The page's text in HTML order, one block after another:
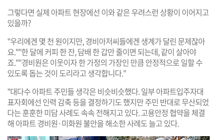
그렇다면 실제 아파트 현장에선 이와 같은 우려스런 상황이 이어지고
있을까?
"우리에겐 몇 천 원이지만, 경비아저씨들에겐 생계가 달린 문제잖아
요.""한 달에 커피 한 잔, 담배 한 갑만 줄이면 되는데, 같이 살아야
죠.""경비원은 이웃이자 한 가정의 가장인 만큼 안정적으로 일할 수
있도록 돕는 것이 도리라고 생각합니다."
"대다수 아파트 주민들 생각은 비슷비슷했다. 일부 아파트입주자대
표자회에선 인력 감축 등을 결정하기도 했지만 주민 반대로 무산되었
다는 훈훈한 미담 사례도 속속 전해지고 있다. 고용안정 협약을 체결
해 아파트 경비원·미화원 불안을 해소한 사례도 늘고 있다.